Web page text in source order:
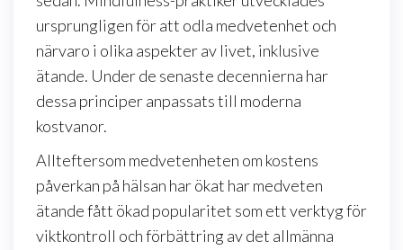
ursprungligen för att odla medvetenhet och
närvaro i olika aspekter av livet, inklusive
ätande. Under de senaste decennierna har
dessa principer anpassats till moderna
kostvanor.
Allteftersom medvetenheten om kostens
påverkan på hälsan har ökat har medveten
ätande fått ökad popularitet som ett verktyg för
viktkontroll och förbättring av det allmänna